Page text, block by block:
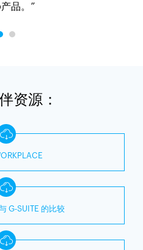
品。”
资源：
G-SUITE 的比较